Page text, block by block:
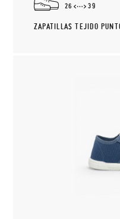
26 39
ZAPATILLAS TEJIDO